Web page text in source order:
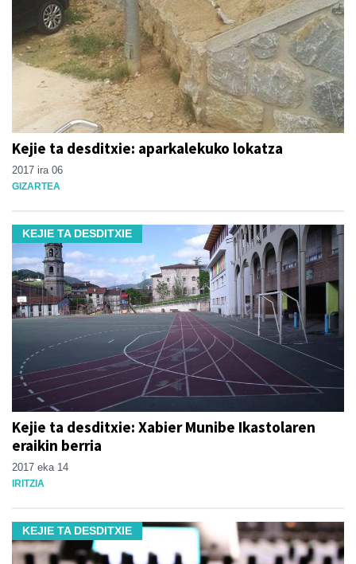
Kejie ta desditxie: aparkalekuko lokatza
2017 ira 06
GIZARTEA
KEJIE TA DESDITXIE
Kejie ta desditxie: Xabier Munibe Ikastolaren
eraikin berria
2017 eka 14
IRITZIA
KEJIE TA DESDITXIE